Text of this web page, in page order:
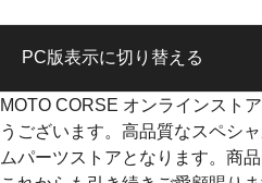
PC版表示に切り替える
MOTO CORSE オンラインスト
うございます。高品質なスペシ
ムパーツストアとなります。商